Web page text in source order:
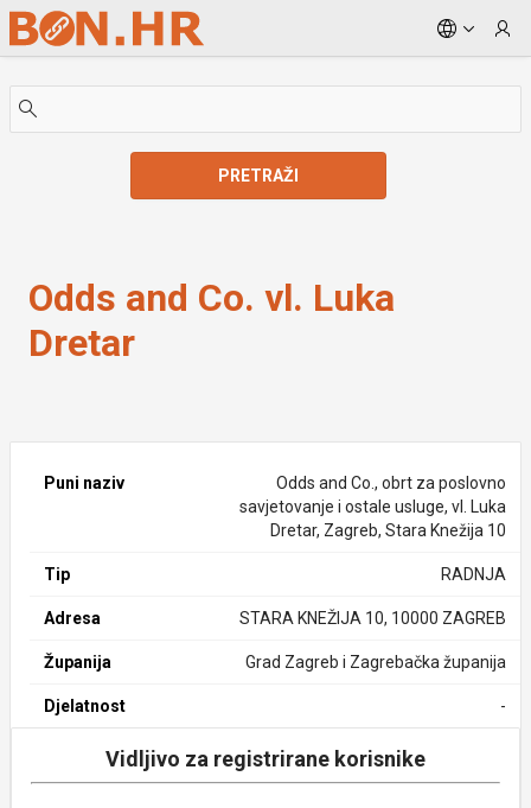
Skip to Main Content
PRETRAŽI
Odds and Co. vl. Luka
Dretar
Puni naziv
Odds and Co., obrt za poslovno
savjetovanje i ostale usluge, vl. Luka
Dretar, Zagreb, Stara Knežija 10
Tip RADNJA
Adresa STARA KNEŽIJA 10, 10000 ZAGREB
Županija Grad Zagreb i Zagrebačka županija
Djelatnost -
Vidljivo za registrirane korisnike